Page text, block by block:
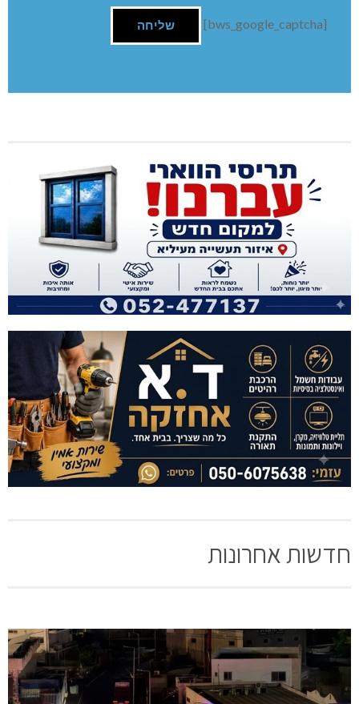
[bws_google_captcha]
חדשות אחרונות